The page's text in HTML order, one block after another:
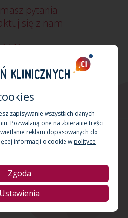
masz pytania
się z nami
02
cbk@jci.pl
dojazdu
Klinicznych JCI 2026 Kraków
stron www:Triso.pl
ze środków
Rozwoju Regionalnego
zapisywanie wszystkich danych
Pozwalaną one na zbieranie treści
reklam dopasowanych do
informacji o cookie w polityce
Zgoda
Ustawienia